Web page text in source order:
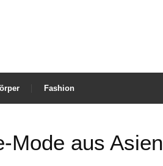
Fashion
Mode aus Asien